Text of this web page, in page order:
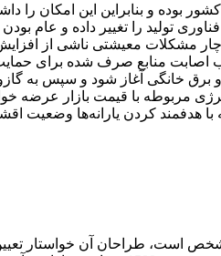
بوده و بنابراین این امکان
تولید را تغییر داده و عام
مشکلات معیشتی ناشی از
منابع صرف شده برای حمایت
و برق خانگی آغاز شود و
مربوطه با قیمت بازار عرضه
هدفمند کردن یارانه‌ها وضعیت
طراحان آن خواستار تعیین